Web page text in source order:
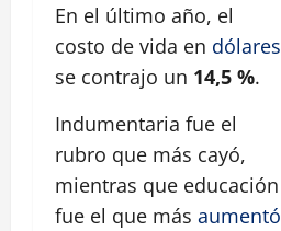
En el último año, el
costo de vida en dólares
se contrajo un 14,5 %.
Indumentaria fue el
rubro que más cayó,
mientras que educación
fue el que más aumentó